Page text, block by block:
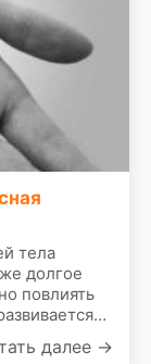
тела
долгое
повлиять
далее →